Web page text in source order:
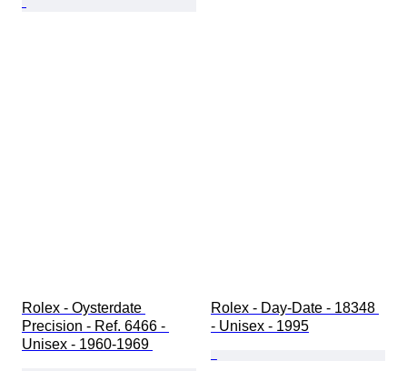
Rolex - Oysterdate
Precision - Ref. 6466 -
Unisex - 1960-1969
Rolex - Day-Date - 18348
- Unisex - 1995